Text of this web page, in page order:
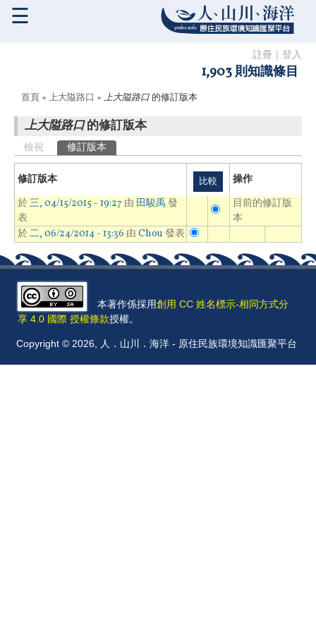
註冊 登入
1,903 則知識條目
☰
您在這裡
首頁 » 上大隘路口 » 上大隘路口的修訂版本
上大隘路口的修訂版本
主要索引標籤
檢視 修訂版本
修訂版本
操作
於三, 04/15/2015 - 19:27 由 田駿禹 發
表
目前的修訂版
本
於二, 06/24/2014 - 13:36 由 Chou 發表
本著作係採用創用 CC 姓名標示-相同方式分
享 4.0 國際 授權條款授權。
Copyright © 2026, 人．山川．海洋 - 原住民族環境知識匯聚平台